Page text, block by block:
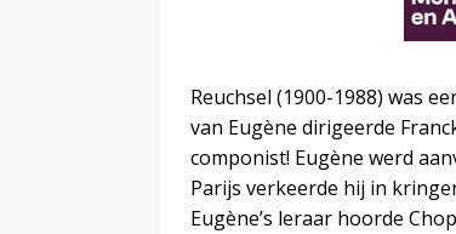
Reuchsel (1900-1988) was
van Eugène dirigeerde
componist! Eugène werd
Parijs verkeerde hij in
Eugène’s leraar hoorde